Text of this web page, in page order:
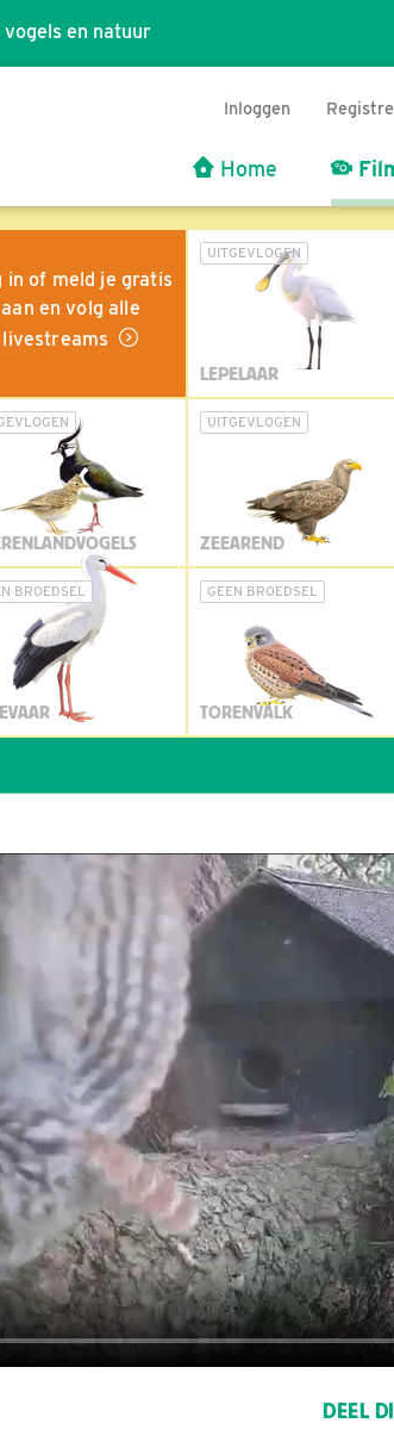
en natuur
Inloggen
Home
in of meld je gratis
aan en volg alle
livestreams
UITGEVLOGEN
LEPELAAR
UITGEVLOGEN
ZEEAREND
BROEDSEL GEEN BROEDSEL
TORENVALK
DEEL